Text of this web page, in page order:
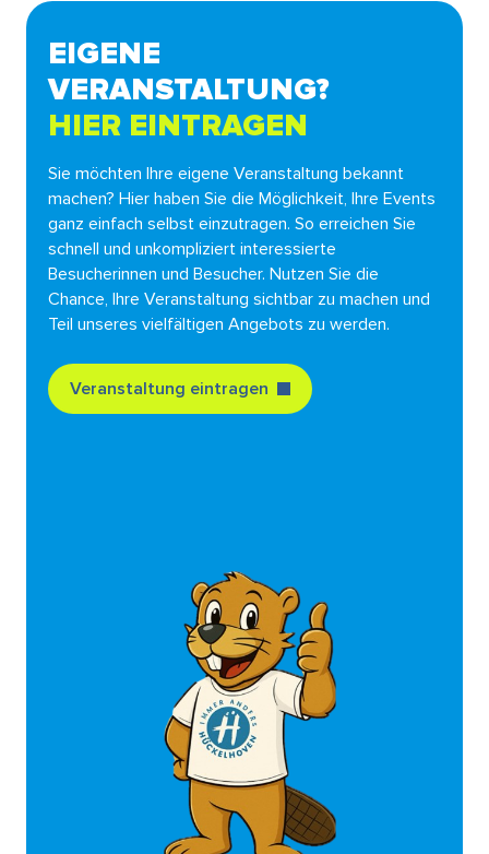
EIGENE
VERANSTALTUNG?
HIER EINTRAGEN
Sie möchten Ihre eigene Veranstaltung bekannt
machen? Hier haben Sie die Möglichkeit, Ihre Events
ganz einfach selbst einzutragen. So erreichen Sie
schnell und unkompliziert interessierte
Besucherinnen und Besucher. Nutzen Sie die
Chance, Ihre Veranstaltung sichtbar zu machen und
Teil unseres vielfältigen Angebots zu werden.
Veranstaltung eintragen